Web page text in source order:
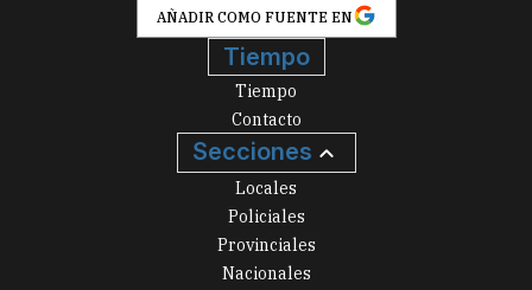
AÑADIR COMO FUENTE EN
Tiempo
Tiempo
Contacto
Secciones
Locales
Policiales
Provinciales
Nacionales